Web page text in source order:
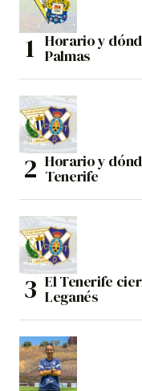
Horario y
Palmas
Horario y
Tenerife
El Tenerife
Leganés